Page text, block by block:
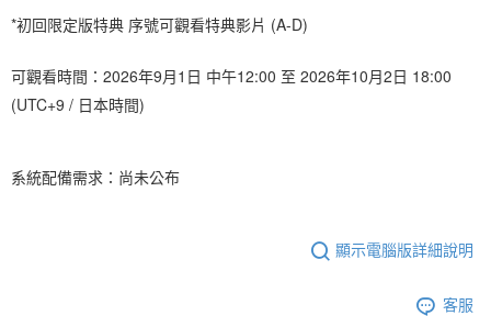
５．嚴禁一人註冊多個帳號或使用他人資訊註冊。若發現惡意使用之情形，
北美國家/地區配送
歐洲國家/地區配送 查看運費
*初回限定版特典 序號可觀看特典影片 (A-D)
可觀看時間：2026年9月1日 中午12:00 至 2026年10月2日 18:00
(UTC+9 / 日本時間)
系統配備需求：尚未公布
顯示電腦版詳細說明
客服